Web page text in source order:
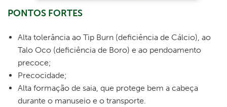
PONTOS FORTES
Alta tolerância ao Tip Burn (deficiência de Cálcio), ao
Talo Oco (deficiência de Boro) e ao pendoamento
precoce;
Precocidade;
Alta formação de saia, que protege bem a cabeça
durante o manuseio e o transporte.